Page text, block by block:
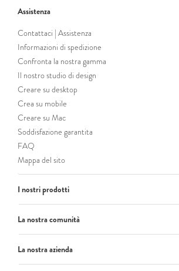
Assistenza
Contattaci | Assistenza
Informazioni di spedizione
Confronta la nostra gamma
Il nostro studio di design
Creare su desktop
Crea su mobile
Creare su Mac
Soddisfazione garantita
FAQ
Mappa del sito
I nostri prodotti
La nostra comunità
La nostra azienda